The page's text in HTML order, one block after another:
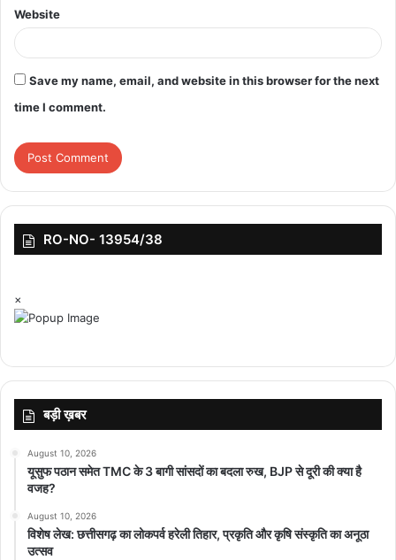
Website
Save my name, email, and website in this browser for the next
time I comment.
RO-NO- 13954/38
×
बड़ी ख़बर
August 10, 2026
यूसुफ पठान समेत TMC के 3 बागी सांसदों का बदला रुख, BJP से दूरी की क्या है
वजह?
August 10, 2026
विशेष लेख: छत्तीसगढ़ का लोकपर्व हरेली तिहार, प्रकृति और कृषि संस्कृति का अनूठा
उत्सव